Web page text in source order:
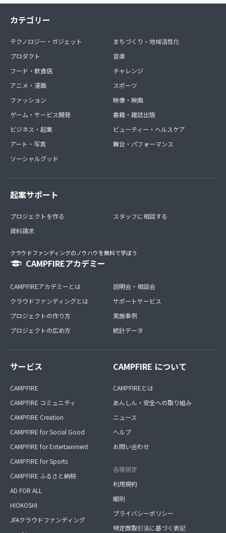
カテゴリー
テクノロジー・ガジェット
プロダクト
フード・飲食店
アニメ・漫画
ファッション
ゲーム・サービス開発
ビジネス・起業
アート・写真
ソーシャルグッド
まちづくり・地域活性化
音楽
チャレンジ
スポーツ
映像・映画
書籍・雑誌出版
ビューティー・ヘルスケア
舞台・パフォーマンス
起案サポート
プロジェクトを作る
資料請求
スタッフに相談する
クラウドファンディングのノウハウを無料で学ぼう
CAMPFIREアカデミー
CAMPFIREアカデミーとは
クラウドファンディングとは
プロジェクトの作り方
プロジェクトの広め方
説明会・相談会
サポートサービス
実施事例
統計データ
サービス
CAMPFIRE
CAMPFIRE コミュニティ
CAMPFIRE Creation
CAMPFIRE for Social Good
CAMPFIRE for Entertainment
CAMPFIRE for Sports
CAMPFIRE ふるさと納税
AD FOR ALL
HIOKOSHI
JFAクラウドファンディング
CAMPFIRE について
CAMPFIREとは
あんしん・安全への取り組み
ニュース
ヘルプ
お問い合わせ
各種規定
利用規約
細則
プライバシーポリシー
特定商取引法に基づく表記